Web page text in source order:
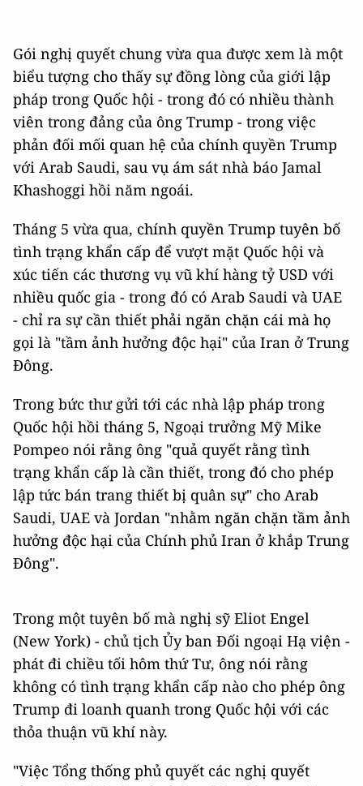
Gói nghị quyết chung vừa qua được xem là một
biểu tượng cho thấy sự đồng lòng của giới lập
pháp trong Quốc hội - trong đó có nhiều thành
viên trong đảng của ông Trump - trong việc
phản đối mối quan hệ của chính quyền Trump
với Arab Saudi, sau vụ ám sát nhà báo Jamal
Khashoggi hồi năm ngoái.
Tháng 5 vừa qua, chính quyền Trump tuyên bố
tình trạng khẩn cấp để vượt mặt Quốc hội và
xúc tiến các thương vụ vũ khí hàng tỷ USD với
nhiều quốc gia - trong đó có Arab Saudi và UAE
- chỉ ra sự cần thiết phải ngăn chặn cái mà họ
gọi là "tầm ảnh hưởng độc hại" của Iran ở Trung
Đông.
Trong bức thư gửi tới các nhà lập pháp trong
Quốc hội hồi tháng 5, Ngoại trưởng Mỹ Mike
Pompeo nói rằng ông "quả quyết rằng tình
trạng khẩn cấp là cần thiết, trong đó cho phép
lập tức bán trang thiết bị quân sự" cho Arab
Saudi, UAE và Jordan "nhằm ngăn chặn tầm ảnh
hưởng độc hại của Chính phủ Iran ở khắp Trung
Đông".
Trong một tuyên bố mà nghị sỹ Eliot Engel
(New York) - chủ tịch Ủy ban Đối ngoại Hạ viện -
phát đi chiều tối hôm thứ Tư, ông nói rằng
không có tình trạng khẩn cấp nào cho phép ông
Trump đi loanh quanh trong Quốc hội với các
thỏa thuận vũ khí này.
"Việc Tổng thống phủ quyết các nghị quyết